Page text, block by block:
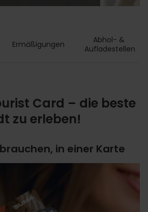
Ermäßigungen
Abhol- &
Aufladestellen
Card – die beste
zu erleben!
in einer Karte